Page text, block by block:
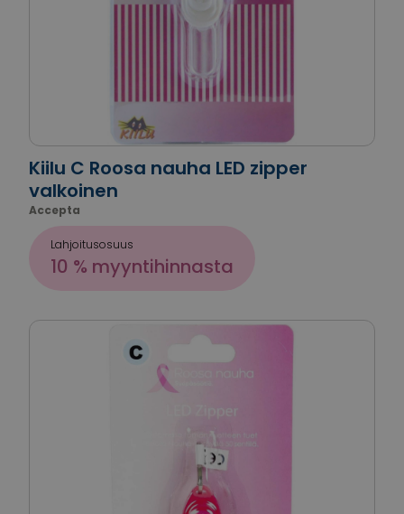
Kiilu C Roosa nauha LED zipper
valkoinen
Accepta
Lahjoitusosuus
10 % myyntihinnasta